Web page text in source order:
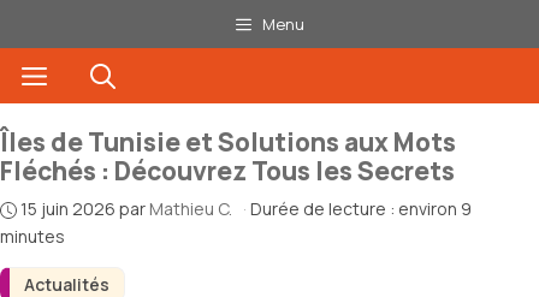
au
contenu
Menu
Menu
Actualités
Îles de Tunisie et Solutions aux Mots
Fléchés : Découvrez Tous les Secrets
15 juin 2026 par Mathieu C. · Durée de lecture : environ 9
minutes